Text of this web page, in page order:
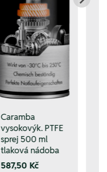
Caramba
vysokovýk. PTFE
sprej 500 ml
tlaková nádoba
587,50 Kč